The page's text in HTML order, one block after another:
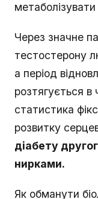
метаболізувати
Через значне
тестостерону
а період
розтягується в
статистика
розвитку
діабету
нирками.
Як обманути